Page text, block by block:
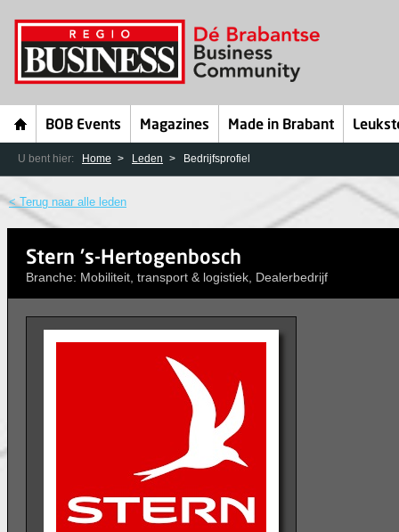
BOB Events Magazines Made in Brabant
U bent hier: Home Leden Bedrijfsprofiel
< Terug naar alle leden
Stern 's-Hertogenbosch
Branche: Mobiliteit, transport & logistiek, Dealerbedrijf